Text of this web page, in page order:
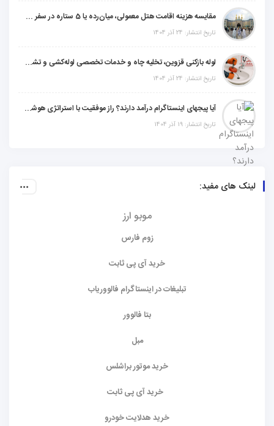
مقایسه هزینه اقامت هتل معمولی، میان‌رده یا 5 ستاره در سفر زیارتی عراق
تاریخ انتشار: 24 آذر 1404
لوله بازکنی قزوین، تخلیه چاه و خدمات تخصصی لوله‌کشی و تشخیص ترکیدگی
تاریخ انتشار: 24 آذر 1404
آیا پیجهای اینستاگرام درآمد دارند؟ راز موفقیت با استراتژی هوشمندانه
تاریخ انتشار: 19 آذر 1404
لینک های مفید:
موبو ارز
زوم فارس
خرید آی پی ثابت
تبلیغات در اینستاگرام فالووریاب
بتا فالوور
مبل
خرید موتور براشلس
خرید آی پی ثابت
خرید هدلایت خودرو